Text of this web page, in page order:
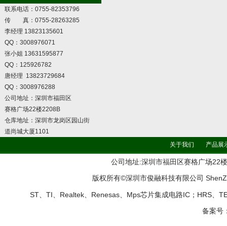
联系电话：0755-82353796
传 真：0755-28263285
李经理 13823135601
QQ：3008976071
张小姐 13631595877
QQ：125926782
唐经理 13823729684
QQ：3008976288
公司地址：深圳市福田区
赛格广场22楼2208B
仓库地址：深圳市龙岗区园山街
道尚城大厦1101
关于我们 产品展
公司地址:深圳市福田区赛格广场22
版权所有©深圳市俊融科技有限公司
ST、TI、Realtek、Renesas、Mps芯片集成电路IC；HRS、
备案号